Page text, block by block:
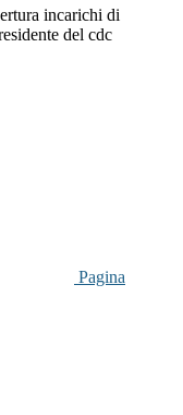
incarichi di
del cdc
Pagina